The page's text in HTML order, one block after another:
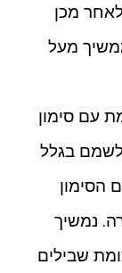
מכן
מעל
עם סימון
לשמם בגלל
הסימון
נמשיך
שבילים